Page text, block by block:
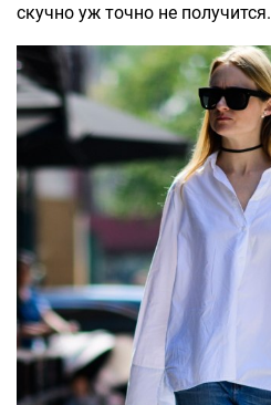
скучно уж точно не получится.